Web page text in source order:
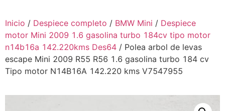
Inicio / Despiece completo / BMW Mini / Despiece
motor Mini 2009 1.6 gasolina turbo 184cv tipo motor
n14b16a 142.220kms Des64 / Polea arbol de levas
escape Mini 2009 R55 R56 1.6 gasolina turbo 184 cv
Tipo motor N14B16A 142.220 kms V7547955